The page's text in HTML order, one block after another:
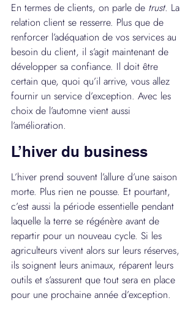
En termes de clients, on parle de trust. La
relation client se resserre. Plus que de
renforcer l’adéquation de vos services au
besoin du client, il s’agit maintenant de
développer sa confiance. Il doit être
certain que, quoi qu’il arrive, vous allez
fournir un service d’exception. Avec les
choix de l’automne vient aussi
l’amélioration.
L’hiver du business
L’hiver prend souvent l’allure d’une saison
morte. Plus rien ne pousse. Et pourtant,
c’est aussi la période essentielle pendant
laquelle la terre se régénère avant de
repartir pour un nouveau cycle. Si les
agriculteurs vivent alors sur leurs réserves,
ils soignent leurs animaux, réparent leurs
outils et s’assurent que tout sera en place
pour une prochaine année d’exception.